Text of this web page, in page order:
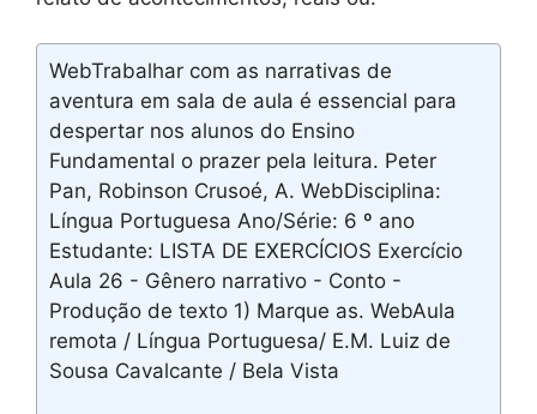
WebTrabalhar com as narrativas de
aventura em sala de aula é essencial para
despertar nos alunos do Ensino
Fundamental o prazer pela leitura. Peter
Pan, Robinson Crusoé, A. WebDisciplina:
Língua Portuguesa Ano/Série: 6 º ano
Estudante: LISTA DE EXERCÍCIOS Exercício
Aula 26 - Gênero narrativo - Conto -
Produção de texto 1) Marque as. WebAula
remota / Língua Portuguesa/ E.M. Luiz de
Sousa Cavalcante / Bela Vista